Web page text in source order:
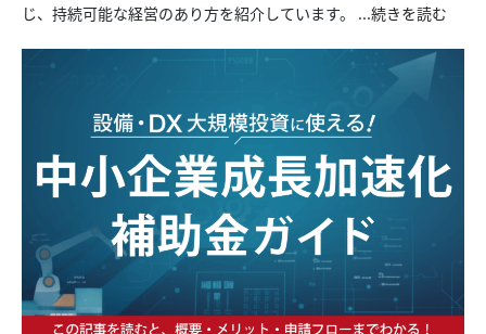
じ、持続可能な経営のあり方を紹介しています。 ...続きを読む